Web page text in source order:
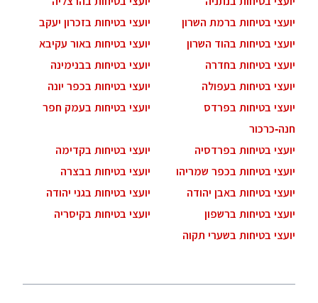
יועצי בטיחות ברמת השרון
יועצי בטיחות בזכרון יעקב
יועצי בטיחות בהוד השרון
יועצי בטיחות באור עקיבא
יועצי בטיחות בחדרה
יועצי בטיחות בבנימינה
יועצי בטיחות בעפולה
יועצי בטיחות בכפר יונה
יועצי בטיחות בפרדס
חנה-כרכור
יועצי בטיחות בעמק חפר
יועצי בטיחות בפרדסיה
יועצי בטיחות בקדימה
יועצי בטיחות בכפר שמריהו
יועצי בטיחות בבצרה
יועצי בטיחות באבן יהודה
יועצי בטיחות בגני יהודה
יועצי בטיחות ברשפון
יועצי בטיחות בקיסריה
יועצי בטיחות בשערי תקוה